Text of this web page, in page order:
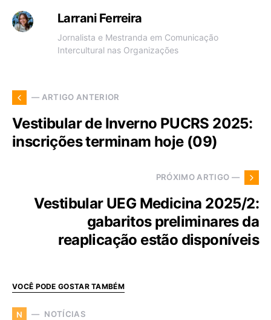
Larrani Ferreira
Jornalista e Mestranda em Comunicação
Intercultural nas Organizações
— ARTIGO ANTERIOR
Vestibular de Inverno PUCRS 2025:
inscrições terminam hoje (09)
PRÓXIMO ARTIGO —
Vestibular UEG Medicina 2025/2:
gabaritos preliminares da
reaplicação estão disponíveis
VOCÊ PODE GOSTAR TAMBÉM
N NOTÍCIAS